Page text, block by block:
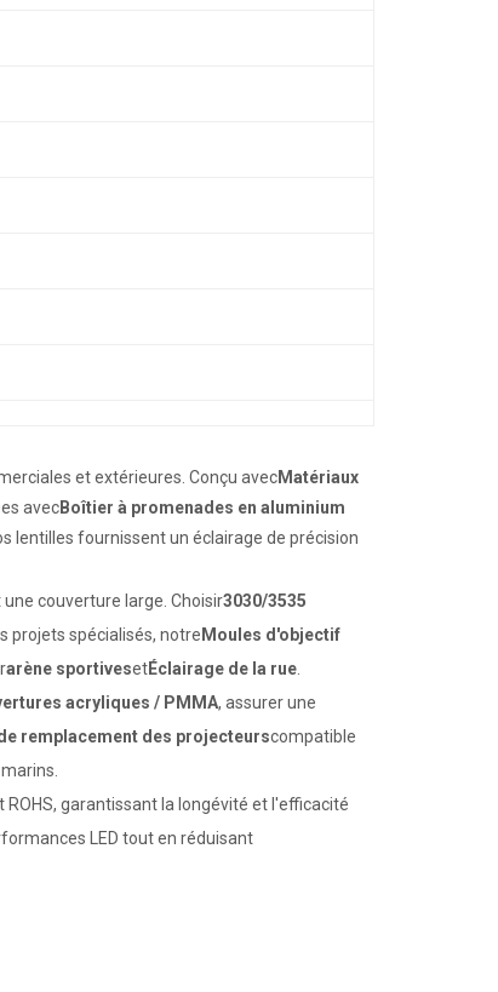
et extérieures. Conçu avecMatériaux
avecBoîtier à promenades en aluminium
lentilles fournissent un éclairage de précision
couverture large. Choisir3030/3535
projets spécialisés, notre Moules d'objectif
arène sportivesetÉclairage de la rue
acryliques / PMMA, assurer une
remplacement des projecteurscompatible
garantissant la longévité et l'efficacité
LED tout en réduisant